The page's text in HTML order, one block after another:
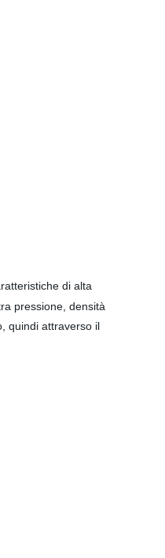
di alta
pressione, densità
quindi attraverso il